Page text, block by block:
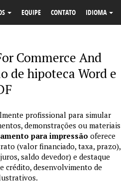
EQUIPE CONTATO IDIOMA
Commerce And
de hipoteca Word e
profissional para simular
demonstrações ou materiais
para impressão oferece
(valor financiado, taxa, prazo),
saldo devedor) e destaque
crédito, desenvolvimento de